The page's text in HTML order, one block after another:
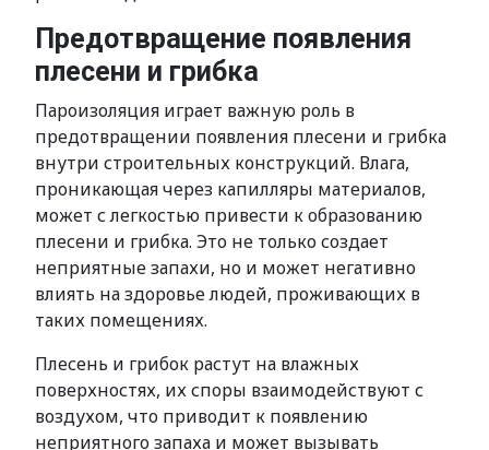
Предотвращение появления
плесени и грибка
Пароизоляция играет важную роль в
предотвращении появления плесени и грибка
внутри строительных конструкций. Влага,
проникающая через капилляры материалов,
может с легкостью привести к образованию
плесени и грибка. Это не только создает
неприятные запахи, но и может негативно
влиять на здоровье людей, проживающих в
таких помещениях.
Плесень и грибок растут на влажных
поверхностях, их споры взаимодействуют с
воздухом, что приводит к появлению
неприятного запаха и может вызывать